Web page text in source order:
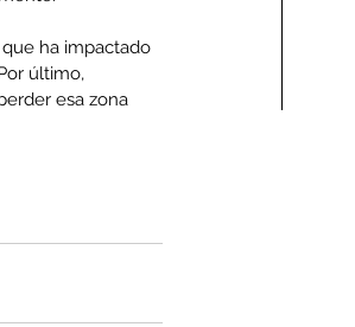
ha impactado
último,
esa zona